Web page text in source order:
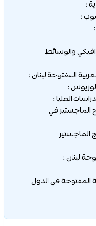
والوسائط
المفتوحة لبنان :
:
العليا :
الماجستير في
الماجستير
لبنان :
المفتوحة في الدول